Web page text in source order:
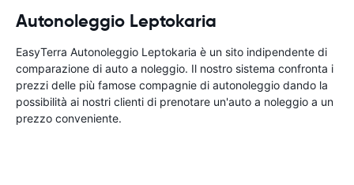
Autonoleggio Leptokaria
EasyTerra Autonoleggio Leptokaria è un sito indipendente di
comparazione di auto a noleggio. Il nostro sistema confronta i
prezzi delle più famose compagnie di autonoleggio dando la
possibilità ai nostri clienti di prenotare un'auto a noleggio a un
prezzo conveniente.